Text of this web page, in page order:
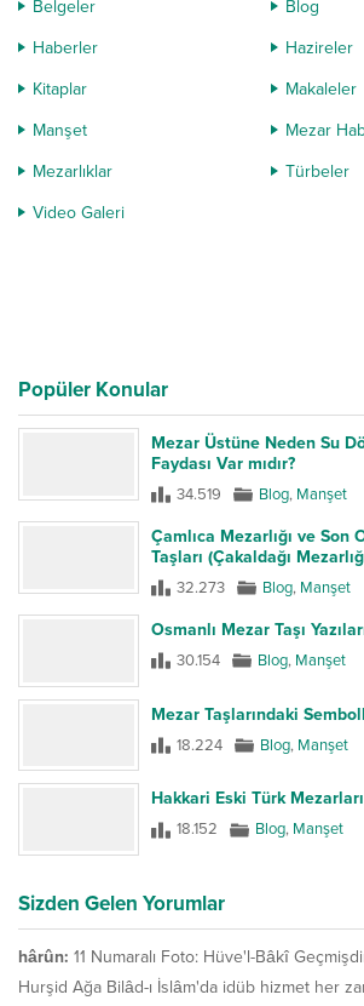
Belgeler
Blog
Haberler
Hazireler
Kitaplar
Makaleler
Manşet
Mezar
Mezarlıklar
Türbeler
Video Galeri
Popüler Konular
Mezar Üstüne Neden Su
Faydası Var mıdır?
34.519 Blog, Manşet
Çamlıca Mezarlığı ve Son
Taşları (Çakaldağı
32.273 Blog, Manşet
Osmanlı Mezar Taşı
30.154 Blog, Manşet
Mezar Taşlarındaki
18.224 Blog, Manşet
Hakkari Eski Türk
18.152 Blog, Manşet
Sizden Gelen Yorumlar
hârûn: 11 Numaralı Foto: Hüve'l-Bâkî
Hurşid Ağa Bilâd-ı İslâm'da idüb hizmet her